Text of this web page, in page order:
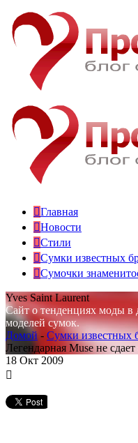
Главная
Новости
Стили
Сумки известных
Сумочки
Yves Saint Laurent
Сайт о тенденциях моды
моделей сумок.
Домой - Сумки известных
Легендарная Muse не
18 Окт 2009